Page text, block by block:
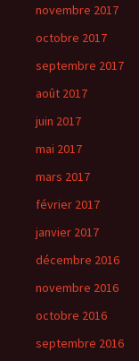
novembre 2017
octobre 2017
septembre 2017
août 2017
juin 2017
mai 2017
mars 2017
février 2017
janvier 2017
décembre 2016
novembre 2016
octobre 2016
septembre 2016